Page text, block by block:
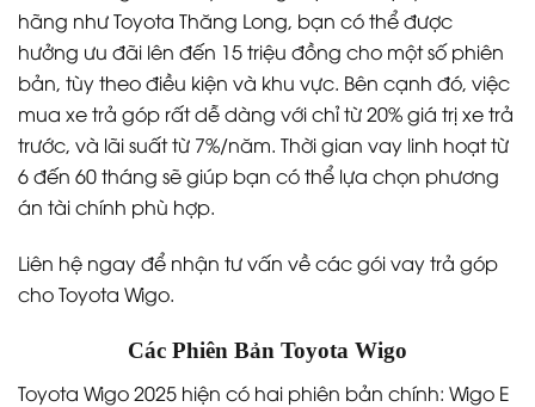
hãng như Toyota Thăng Long, bạn có thể được
hưởng ưu đãi lên đến 15 triệu đồng cho một số phiên
bản, tùy theo điều kiện và khu vực. Bên cạnh đó, việc
mua xe trả góp rất dễ dàng với chỉ từ 20% giá trị xe trả
trước, và lãi suất từ 7%/năm. Thời gian vay linh hoạt từ
6 đến 60 tháng sẽ giúp bạn có thể lựa chọn phương
án tài chính phù hợp.
Liên hệ ngay để nhận tư vấn về các gói vay trả góp
cho Toyota Wigo.
Các Phiên Bản Toyota Wigo
Toyota Wigo 2025 hiện có hai phiên bản chính: Wigo E